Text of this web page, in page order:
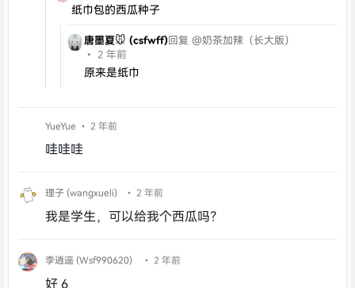
纸巾包的西瓜种子
唐墨夏🐭 (csfwff)回复 @奶茶加辣（长大版）
• 2 年前
原来是纸巾
YueYue • 2 年前
哇哇哇
理子 (wangxueli) • 2 年前
我是学生，可以给我个西瓜吗？
李逍遥 (Wsf990620) • 2 年前
好 6